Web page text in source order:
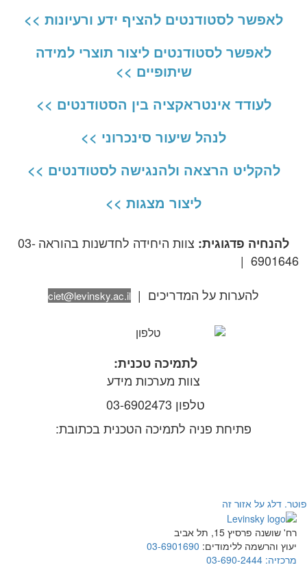
לאפשר לסטודנטים להציף ידע ורעיונות >>
לאפשר לסטודנטים ליצור תוצרי למידה
שיתופיים >>
לעודד אינטראקציה בין הסטודנטים >>
לנהל שיעור סינכרוני >>
להקליט הרצאה ולהנגישה לסטודנטים >>
ליצור מצגות >>
להנחיה פדגוגית:צוות היחידה לחדשנות בהוראה 03-
6901646 |
להערות על המדריכים | ciet@levinsky.ac.il
לתמיכה טכנית:
צוות מערכות מידע
טלפון 03-6902473
פתיחת פניה לתמיכה הטכנית בכתובת:
דלג על אזור זה
רח' שושנה פרסיץ 15, תל אביב
יעוץ והרשמה ללימודים: 03-6901690
מרכזיה: 03-690-2444